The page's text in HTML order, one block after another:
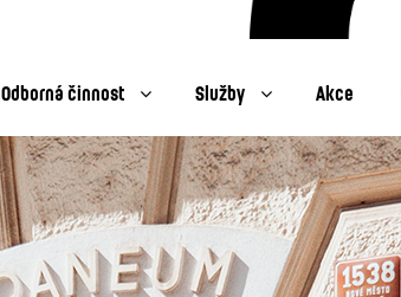
Odborná činnost Služby Akce